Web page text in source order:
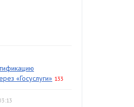
«Госуслуги» 133